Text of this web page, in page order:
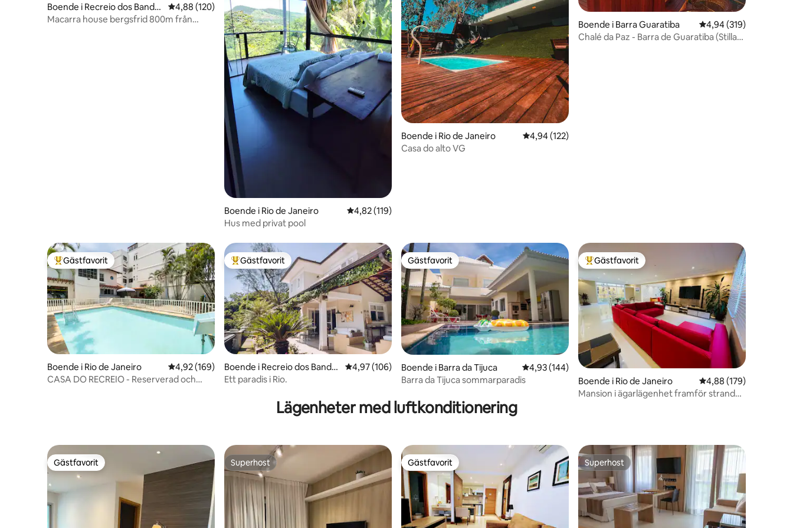
Boende i Recreio dos Bandei
rantes
4,88 av 5 i genomsnittligt betyg, 120 omdömen
4,88 (120)
Macarra house bergsfrid 800m från
Boende i Rio de Janeiro 4,82 av 5 i genomsnittligt betyg, 119 omdömen
4,82 (119)
Hus med privat pool
Boende i Rio de Janeiro 4,94 av 5 i genomsnittligt betyg, 122 omdömen
4,94 (122)
Casa do alto VG
Boende i Barra Guaratiba 4,94 av 5 i
4,94 (319)
Chalé da Paz - Barra de Guaratiba (Stilla
Populär gästfavorit
Gästfavorit
Boende i Rio de Janeiro 4,92 av 5 i genomsnittligt betyg, 169 omdömen
4,92 (169)
CASA DO RECREIO - Reserverad och
Populär gästfavorit
Gästfavorit
Boende i Recreio dos Bandei
rantes
4,97 av 5 i genomsnittligt betyg, 106 omdömen
4,97 (106)
Ett paradis i Rio.
Gästfavorit
Gästfavorit
Boende i Barra da Tijuca 4,93 av 5 i genomsnittligt betyg, 144 omdömen
4,93 (144)
Barra da Tijuca sommarparadis
Populär gästfavorit
Gästfavorit
Boende i Rio de Janeiro 4,88 av 5 i
4,88 (179)
Mansion i ägarlägenhet framför stranden
Lägenheter med luftkonditionering
Gästfavorit
Gästfavorit Superhost
Superhost Gästfavorit
Gästfavorit Superhost
Superhost